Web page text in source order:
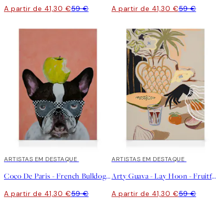
A partir de 41,30 €59 € A partir de 41,30 €59 €
30%*
ARTISTAS EM DESTAQUE
Coco De Paris - French Bulldog with Apple Quadro em tela
A partir de 41,30 €59 €
30%*
ARTISTAS EM DESTAQUE
Arty Guava - Lay Hoon - Fruitful Spread Tela
A partir de 41,30 €59 €